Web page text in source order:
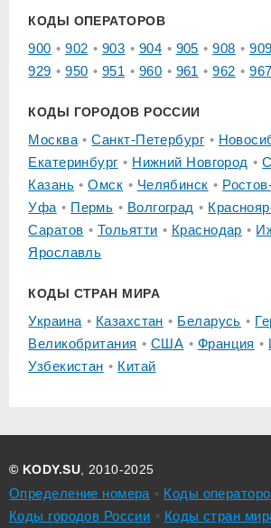
КОДЫ ОПЕРАТОРОВ
900 902 903 904 905 908 909
929
950 951 960 961 962 967
КОДЫ ГОРОДОВ РОССИИ
Москва Санкт-Петербург
Екатеринбург
Нижний Новгород
Казань
Омск Челябинск
Уфа
Пермь Волгоград
Саратов
Тольятти Краснодар
Ярославль
КОДЫ СТРАН МИРА
Украина Казахстан Беларусь
Великобритания
США Франция
Узбекистан
Китай
© KODY.SU, 2010-2025
Определение номера
Коды
Коды городов России
Коды стран